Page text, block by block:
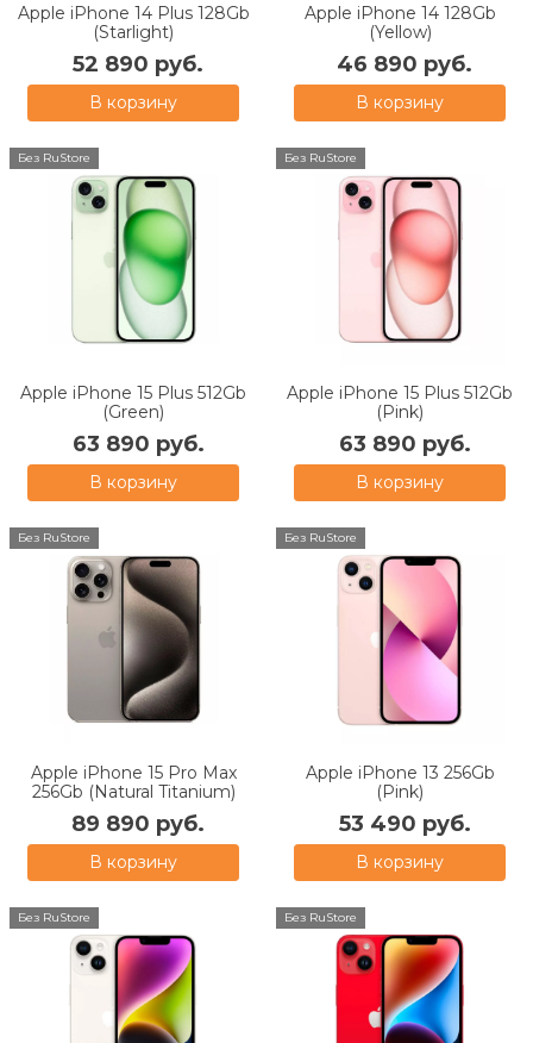
Apple iPhone 14 Plus 128Gb
(Starlight)
52 890 руб.
В корзину
Apple iPhone 14 128Gb
(Yellow)
46 890 руб.
В корзину
Без RuStore
Apple iPhone 15 Plus 512Gb
(Green)
63 890 руб.
В корзину
Без RuStore
Apple iPhone 15 Plus 512Gb
(Pink)
63 890 руб.
В корзину
Без RuStore
Apple iPhone 15 Pro Max
256Gb (Natural Titanium)
89 890 руб.
В корзину
Без RuStore
Apple iPhone 13 256Gb
(Pink)
53 490 руб.
В корзину
Без RuStore Без RuStore